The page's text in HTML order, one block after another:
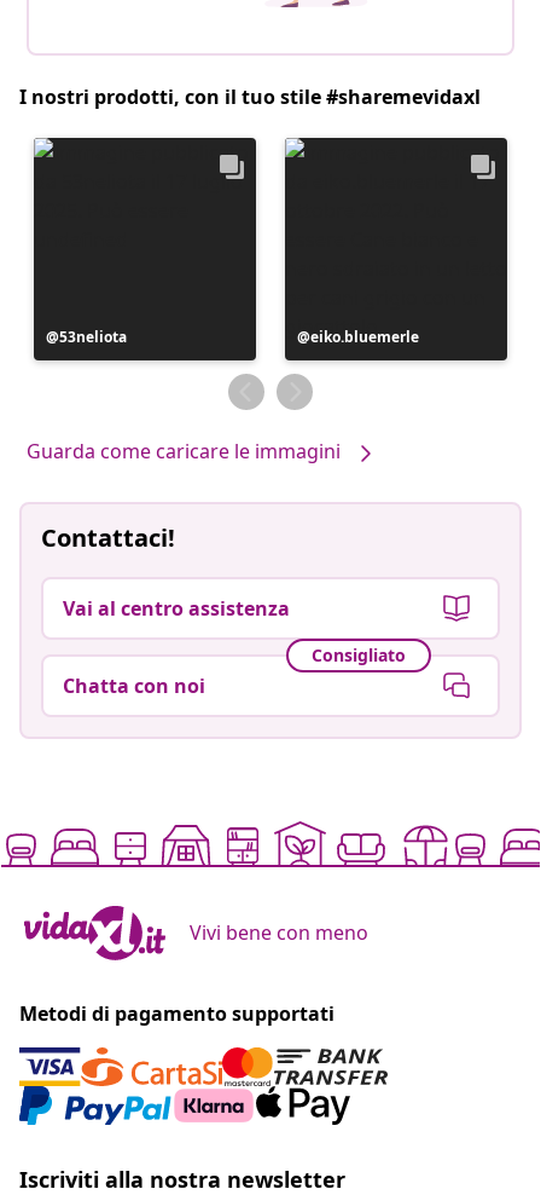
I nostri prodotti, con il tuo stile #sharemevidaxl
Post
pubblicato
53neliota
Post
pubblicato
da
eiko.bluemerle
Guarda come caricare le immagini
Contattaci!
Vai al centro assistenza
Consigliato
Chatta con noi
Vivi bene con meno
Metodi di pagamento supportati
Iscriviti alla nostra newsletter